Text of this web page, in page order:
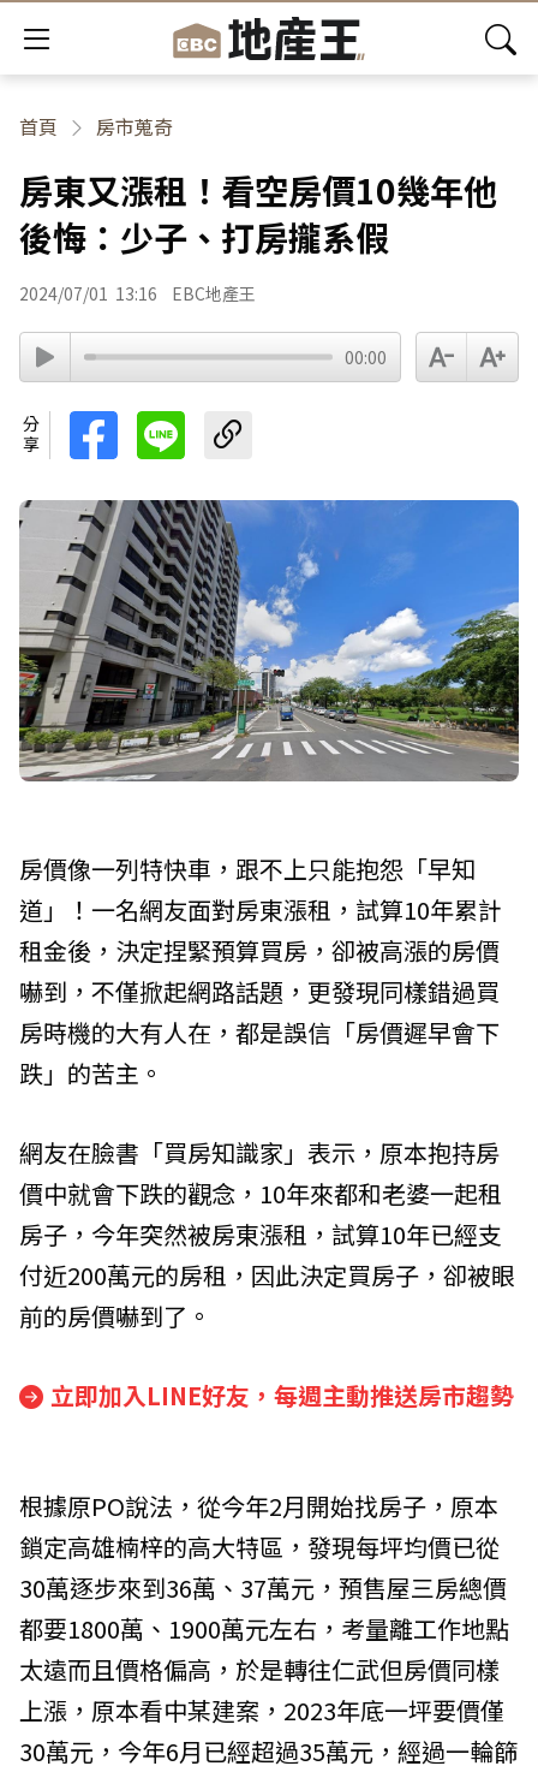
首頁 房市蒐奇
房東又漲租！看空房價10幾年他
後悔：少子、打房攏系假
2024/07/01 13:16 EBC地產王
00:00
分享
房價像一列特快車，跟不上只能抱怨「早知
道」！一名網友面對房東漲租，試算10年累計
租金後，決定捏緊預算買房，卻被高漲的房價
嚇到，不僅掀起網路話題，更發現同樣錯過買
房時機的大有人在，都是誤信「房價遲早會下
跌」的苦主。
網友在臉書「買房知識家」表示，原本抱持房
價中就會下跌的觀念，10年來都和老婆一起租
房子，今年突然被房東漲租，試算10年已經支
付近200萬元的房租，因此決定買房子，卻被眼
前的房價嚇到了。
立即加入LINE好友，每週主動推送房市趨勢
根據原PO說法，從今年2月開始找房子，原本
鎖定高雄楠梓的高大特區，發現每坪均價已從
30萬逐步來到36萬、37萬元，預售屋三房總價
都要1800萬、1900萬元左右，考量離工作地點
太遠而且價格偏高，於是轉往仁武但房價同樣
上漲，原本看中某建案，2023年底一坪要價僅
30萬元，今年6月已經超過35萬元，經過一輪篩